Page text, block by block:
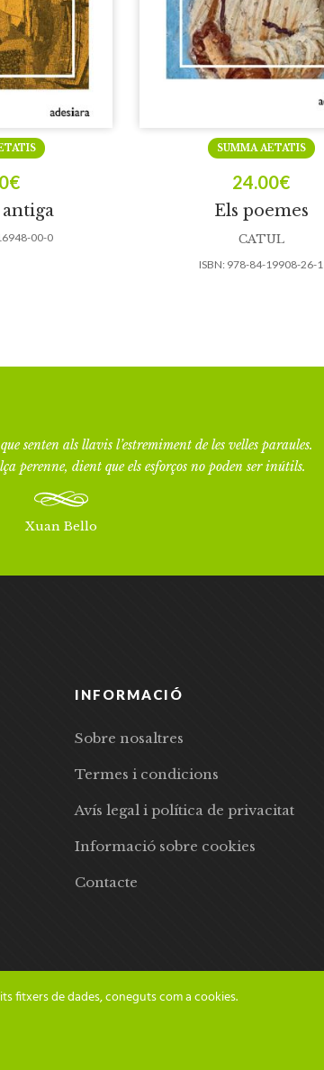
antiga
€
00-0
Els poemes
SUMMA AETATIS
24.00€
CATUL
ISBN: 978-84-19908-26-1
senten als llavis l’estremiment de les velles paraules.
perenne, dient que els esforços no poden ser inútils.
Xuan Bello
INFORMACIÓ
Sobre nosaltres
Termes i condicions
Avís legal i política de privacitat
Informació sobre cookies
Contacte
fitxers de dades, coneguts com a cookies.